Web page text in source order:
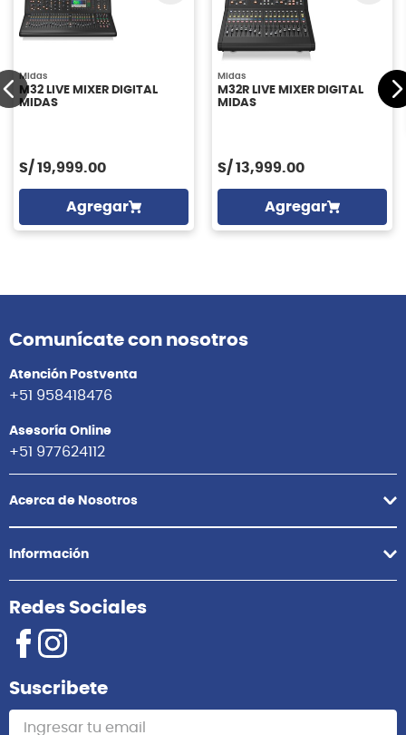
Midas
M32 LIVE MIXER DIGITAL
MIDAS
S/19,999.00
Agregar
Midas
M32R LIVE MIXER DIGITAL
MIDAS
S/13,999.00
Agregar
Comunícate con nosotros
Atención Postventa
+51 958418476
Asesoría Online
+51 977624112
Acerca de Nosotros
Información
Redes Sociales
Suscribete